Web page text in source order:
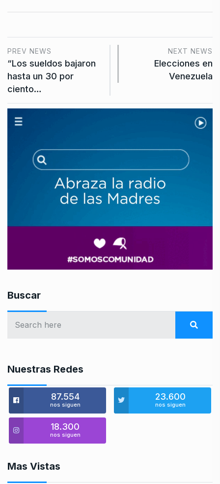
PREV NEWS
“Los sueldos bajaron
hasta un 30 por
ciento…
NEXT NEWS
Elecciones en
Venezuela
Buscar
Nuestras Redes
87.554
nos siguen
23.600
nos siguen
18.300
nos siguen
Mas Vistas